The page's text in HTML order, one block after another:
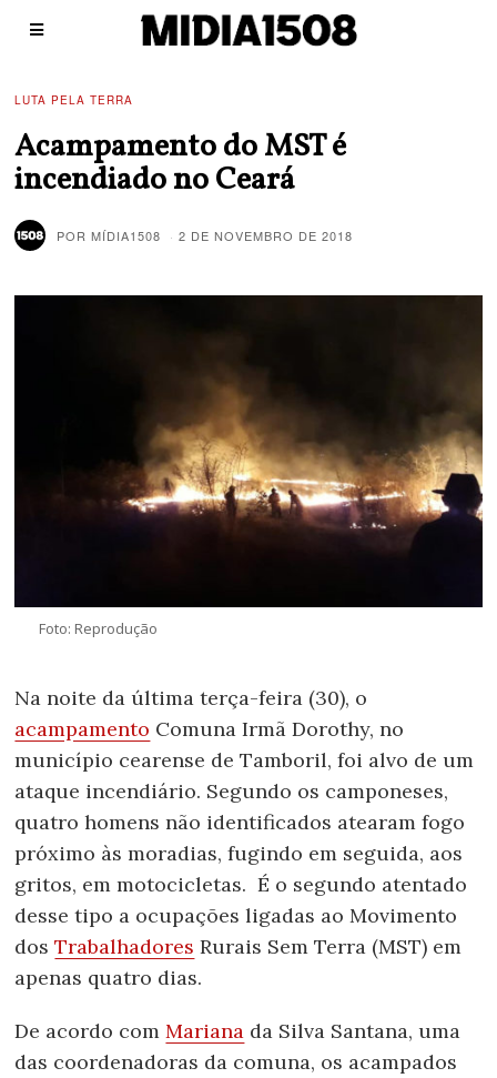
LUTA PELA TERRA
Acampamento do MST é
incendiado no Ceará
PORMÍDIA1508 2 DE NOVEMBRO DE 2018
Foto: Reprodução
Na noite da última terça-feira (30), o
acampamento Comuna Irmã Dorothy, no
município cearense de Tamboril, foi alvo de um
ataque incendiário. Segundo os camponeses,
quatro homens não identificados atearam fogo
próximo às moradias, fugindo em seguida, aos
gritos, em motocicletas. É o segundo atentado
desse tipo a ocupações ligadas ao Movimento
dosTrabalhadores Rurais Sem Terra (MST) em
apenas quatro dias.
De acordo comMariana da Silva Santana, uma
das coordenadoras da comuna, os acampados